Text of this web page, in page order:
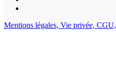
Mentions légales, Vie privée, CGU,